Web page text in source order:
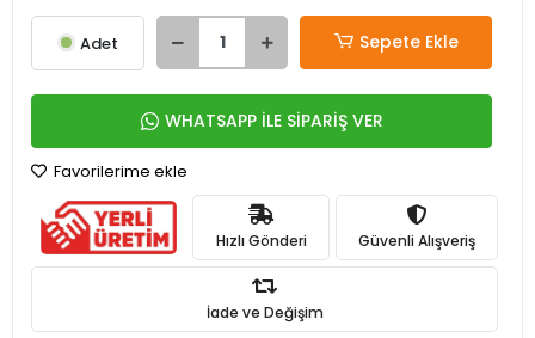
Adet Sepete Ekle
WHATSAPP İLE SİPARİŞ VER
Favorilerime ekle
Hızlı Gönderi Güvenli Alışveriş
İade ve Değişim